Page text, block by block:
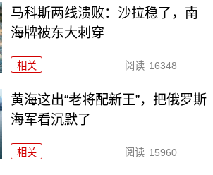
马科斯两线溃败：沙拉稳了，南
海牌被东大刺穿
相关 阅读 16348
黄海这出“老将配新王”，把俄罗斯
海军看沉默了
相关 阅读 15960